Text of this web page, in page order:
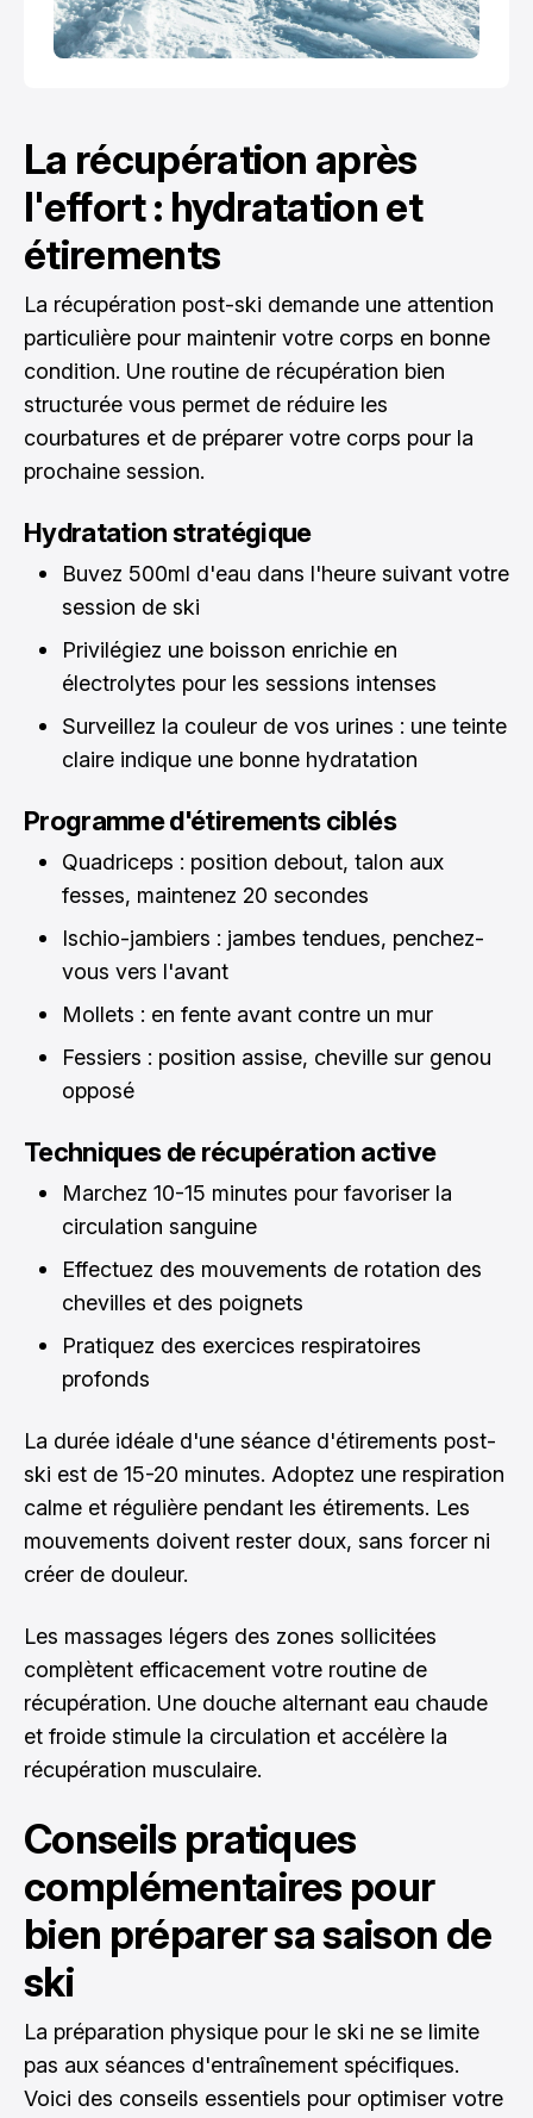
La récupération après
l'effort : hydratation et
étirements
La récupération post-ski demande une attention
particulière pour maintenir votre corps en bonne
condition. Une routine de récupération bien
structurée vous permet de réduire les
courbatures et de préparer votre corps pour la
prochaine session.
Hydratation stratégique
Buvez 500ml d'eau dans l'heure suivant votre
session de ski
Privilégiez une boisson enrichie en
électrolytes pour les sessions intenses
Surveillez la couleur de vos urines : une teinte
claire indique une bonne hydratation
Programme d'étirements ciblés
Quadriceps : position debout, talon aux
fesses, maintenez 20 secondes
Ischio-jambiers : jambes tendues, penchez-
vous vers l'avant
Mollets : en fente avant contre un mur
Fessiers : position assise, cheville sur genou
opposé
Techniques de récupération active
Marchez 10-15 minutes pour favoriser la
circulation sanguine
Effectuez des mouvements de rotation des
chevilles et des poignets
Pratiquez des exercices respiratoires
profonds
La durée idéale d'une séance d'étirements post-
ski est de 15-20 minutes. Adoptez une respiration
calme et régulière pendant les étirements. Les
mouvements doivent rester doux, sans forcer ni
créer de douleur.
Les massages légers des zones sollicitées
complètent efficacement votre routine de
récupération. Une douche alternant eau chaude
et froide stimule la circulation et accélère la
récupération musculaire.
Conseils pratiques
complémentaires pour
bien préparer sa saison de
ski
La préparation physique pour le ski ne se limite
pas aux séances d'entraînement spécifiques.
Voici des conseils essentiels pour optimiser votre